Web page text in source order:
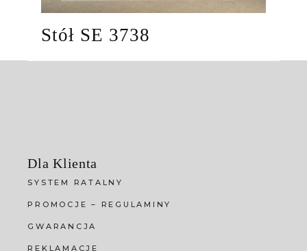
Stół SE 3738
Dla Klienta
SYSTEM RATALNY
PROMOCJE – REGULAMINY
GWARANCJA
REKLAMACJE